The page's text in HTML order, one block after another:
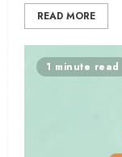
READ MORE
1 minute read